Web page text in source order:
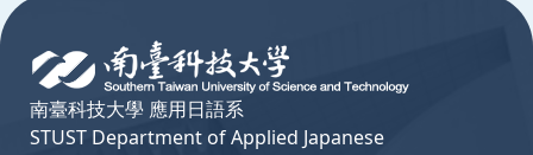
南臺科技大學 應用日語系
STUST Department of Applied Japanese